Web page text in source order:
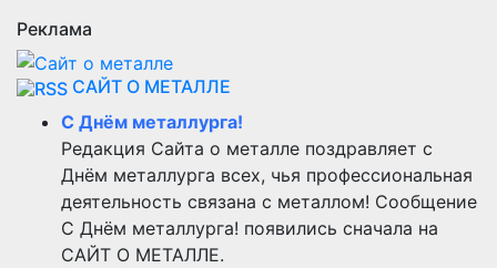
Реклама
САЙТ О МЕТАЛЛЕ
С Днём металлурга!
Редакция Сайта о металле поздравляет с
Днём металлурга всех, чья профессиональная
деятельность связана с металлом! Сообщение
С Днём металлурга! появились сначала на
САЙТ О МЕТАЛЛЕ.